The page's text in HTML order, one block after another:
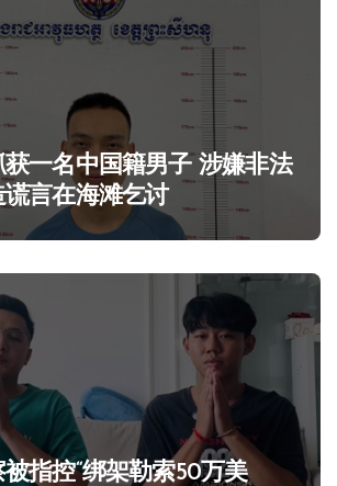
获一名中国籍男子 涉嫌非法
言在海滩乞讨
指控“绑架勒索50万美